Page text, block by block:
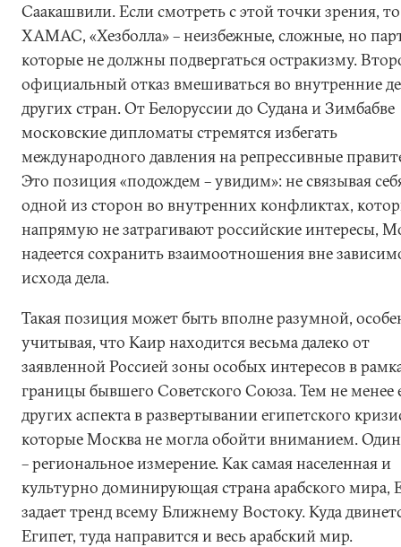
Саакашвили. Если смотреть с этой точки зрения,
ХАМАС, «Хезболла» – неизбежные, сложные, но
которые не должны подвергаться остракизму.
официальный отказ вмешиваться во внутренние
других стран. От Белоруссии до Судана и Зимбабве
московские дипломаты стремятся избегать
международного давления на репрессивные
Это позиция «подождем – увидим»: не связывая
одной из сторон во внутренних конфликтах,
напрямую не затрагивают российские интересы,
надеется сохранить взаимоотношения вне
исхода дела.
Такая позиция может быть вполне разумной,
учитывая, что Каир находится весьма далеко от
заявленной Россией зоны особых интересов в
границы бывшего Советского Союза. Тем не менее
других аспекта в развертывании египетского
которые Москва не могла обойти вниманием.
– региональное измерение. Как самая населенная и
культурно доминирующая страна арабского мира,
задает тренд всему Ближнему Востоку. Куда
Египет, туда направится и весь арабский мир.